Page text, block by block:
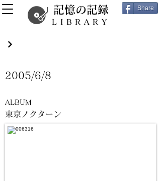
記憶の記録
LIBRARY
Share
東京ノクターン
2005/6/8
ALBUM